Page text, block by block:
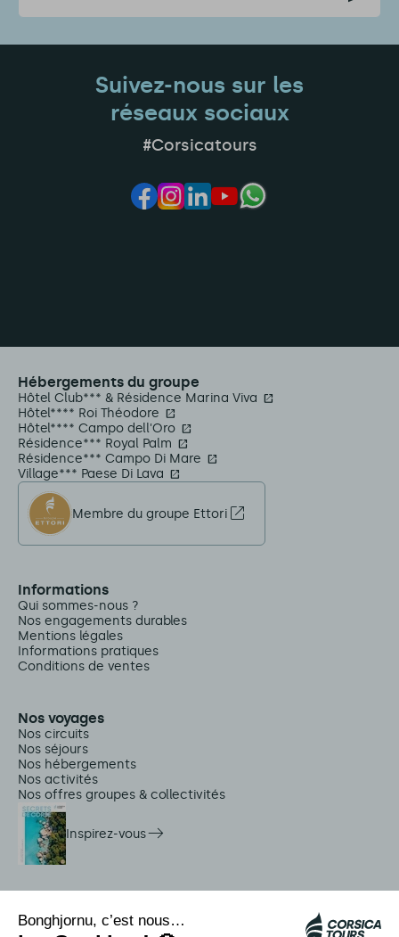
Suivez-nous sur les
réseaux sociaux
#Corsicatours
Hébergements du groupe
Hôtel Club*** & Résidence Marina Viva
Hôtel**** Roi Théodore
Hôtel**** Campo dell'Oro
Résidence*** Royal Palm
Résidence*** Campo Di Mare
Village*** Paese Di Lava
Membre du groupe Ettori
Informations
Qui sommes-nous ?
Nos engagements durables
Mentions légales
Informations pratiques
Conditions de ventes
Nos voyages
Nos circuits
Nos séjours
Nos hébergements
Nos activités
Nos offres groupes & collectivités
Inspirez-vous
Navettes Citadina